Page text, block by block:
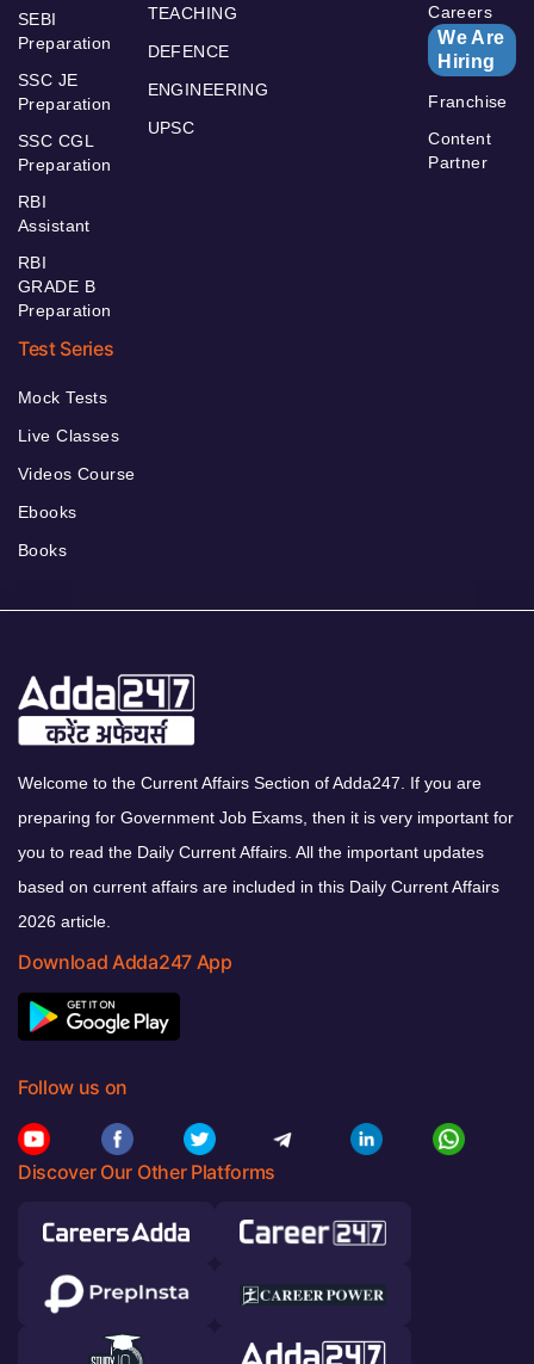
SEBI
Preparation
SSC JE
Preparation
SSC CGL
Preparation
RBI
Assistant
RBI
GRADE B
Preparation
TEACHING
DEFENCE
ENGINEERING
UPSC
Careers
We Are
Hiring
Franchise
Content
Partner
Test Series
Mock Tests
Live Classes
Videos Course
Ebooks
Books
Welcome to the Current Affairs Section of Adda247. If you are
preparing for Government Job Exams, then it is very important for
you to read the Daily Current Affairs. All the important updates
based on current affairs are included in this Daily Current Affairs
2026 article.
Download Adda247 App
Follow us on
Discover Our Other Platforms